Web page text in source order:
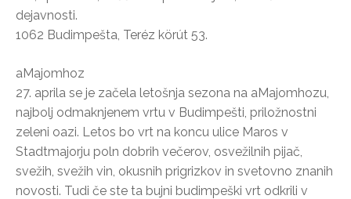
dejavnosti.
1062 Budimpešta, Teréz körút 53.
aMajomhoz
27. aprila se je začela letošnja sezona na aMajomhozu,
najbolj odmaknjenem vrtu v Budimpešti, priložnostni
zeleni oazi. Letos bo vrt na koncu ulice Maros v
Stadtmajorju poln dobrih večerov, osvežilnih pijač,
svežih, svežih vin, okusnih prigrizkov in svetovno znanih
novosti. Tudi če ste ta bujni budimpeški vrt odkrili v